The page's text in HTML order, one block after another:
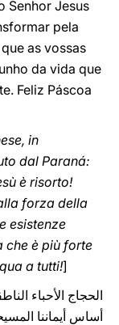
Senhor Jesus
pela
as vossas
da vida que
Feliz Páscoa
in
dal Paraná:
è risorto!
forza della
esistenze
che è più forte
a tutti!]
الحجاج الأحباء
أساس أيماننا